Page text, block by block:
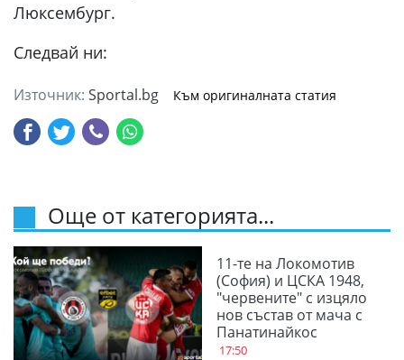
Люксембург.
Следвай ни:
Източник: Sportal.bg Към оригиналната статия
Още от категорията...
11-те на Локомотив
(София) и ЦСКА 1948,
"червените" с изцяло
нов състав от мача с
Панатинайкос
17:50